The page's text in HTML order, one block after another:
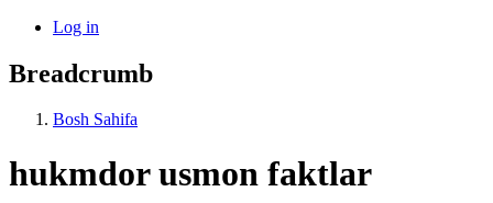
Log in
Breadcrumb
Bosh Sahifa
hukmdor usmon faktlar